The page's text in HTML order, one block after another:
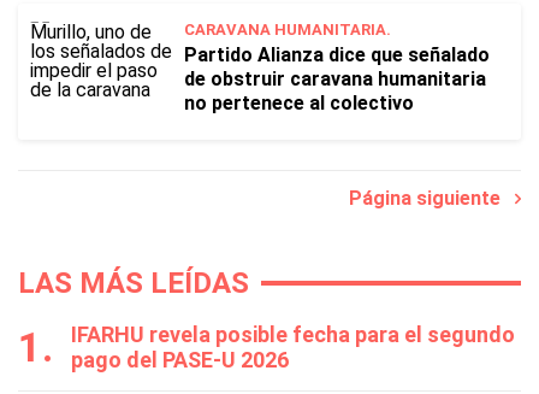
CARAVANA HUMANITARIA.
Partido Alianza dice que señalado
de obstruir caravana humanitaria
no pertenece al colectivo
Página siguiente
LAS MÁS LEÍDAS
IFARHU revela posible fecha para el segundo
pago del PASE-U 2026